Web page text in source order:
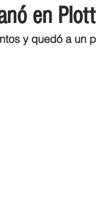
en
y quedó a un